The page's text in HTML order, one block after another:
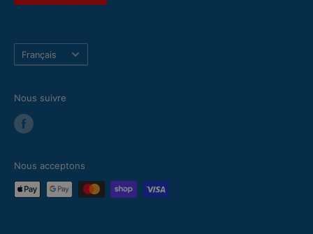
Langue
Français
Nous suivre
Nous acceptons